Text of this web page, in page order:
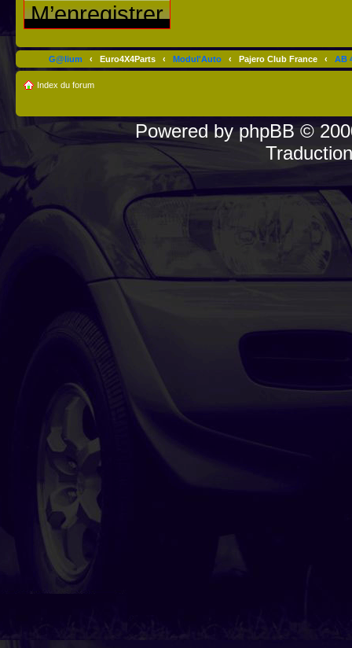
M’enregistrer
G@lium ‹ Euro4X4Parts ‹ Modul'Auto ‹ Pajero Club France ‹ AB
Index du forum
Powered byphpBB©